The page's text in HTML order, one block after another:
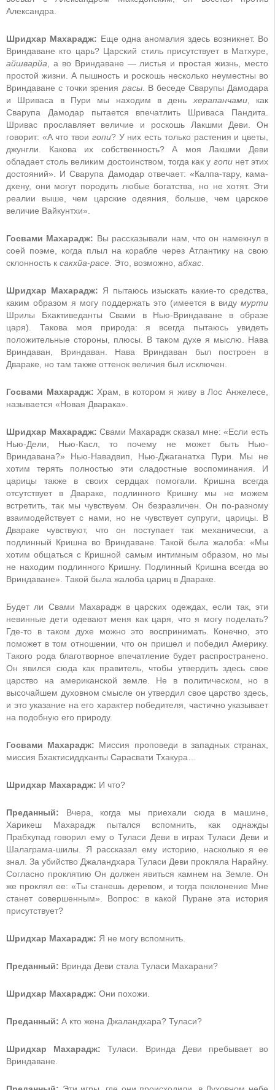
Александра.
Шридхар Махарадж: Еще одна аномалия здесь возникнет. Во
Вриндаване кто царь? Царский стиль присутствует в Матхуре,
айшварйа , а во Вриндаване — листья и простая жизнь, место
простой жизни. А пышность и роскошь несколько неуместны во
Вриндаване с точки зрения расы. В беседе Сварупы Дамодара
и Шриваса в Пури мы находим в день херапанчами, как
Сварупа Дамодар пытается впечатлить Шриваса Пандита.
Шривас прославляет величие и роскошь Лакшми Деви. Он
говорит: «А что твои гопи? У них есть только растения и цветы,
джунгли. Какова их собственность? А моя Лакшми Деви
обладает столь великим достоинством, тогда как у гопинет этих
достояний». И Сварупа Дамодар отвечает: «Калпа-тару, кама-
дхену, они могут породить любые богатства, но не хотят. Эти
реалии выше, чем царские одеяния, больше, чем царское
величие Вайкунтхи».
Госвами Махарадж: Вы рассказывали нам, что он намекнул в
соей поэме, когда плыл на корабле через Атлантику на свою
склонность к сакхйа-расе . Это, возможно, абхас
Шридхар Махарадж: Я пытаюсь изыскать какие-то средства,
каким образом я могу поддержать это (имеется в виду мурти
Шрилы Бхактиведанты Свами в Нью-Вриндаване в образе
царя). Такова моя природа: я всегда пытаюсь увидеть
положительные стороны, плюсы. В таком духе я мыслю. Нава
Вриндаван, Вриндаван. Нава Вриндаван был построен в
Двараке, но там также оттенок величия был исключен.
Госвами Махарадж: Храм, в котором я живу в Лос Анжелесе,
называется «Новая Дварака».
Шридхар Махарадж: Свами Махарадж сказал мне: «Если есть
Нью-Дели, Нью-Касл, то почему не может быть Нью-
Вриндавана?» Нью-Навадвип, Нью-Джаганатха Пури. Мы не
хотим терять полностью эти сладостные воспоминания. И
царицы также в своих сердцах помогали. Кришна всегда
отсутствует в Двараке, подлинного Кришну мы не можем
встретить, так мы чувствуем. Он безразличен. Он по-разному
взаимодействует с нами, но не чувствует супруги, царицы. В
Двараке чувствуют, что он поступает так механически, а
подлинный Кришна во Вриндаване. Такой была жалоба: «Мы
хотим общаться с Кришной самым интимным образом, но мы
не находим подлинного Кришну. Подлинный Кришна всегда во
Вриндаване». Такой была жалоба цариц в Двараке.
Будет ли Свами Махарадж в царских одеждах, если так, эти
невинные дети одевают меня как царя, что я могу поделать?
Где-то в таком духе можно это воспринимать. Конечно, это
поможет в том отношении, что он пришел и победил Америку.
Такого рода благотворное впечатление будет распространено.
Он явился сюда как правитель, чтобы утвердить здесь свое
царство на американской земле. Не в политическом, но в
высочайшем духовном смысле он утвердил свое царство здесь,
и это указание на его характер победителя, частично указывает
на подобную его природу.
Госвами Махарадж: Миссия проповеди в западных странах,
миссия Бхактисиддханты Сарасвати Тхакура…
Шридхар Махарадж: И что?
Преданный: Вчера, когда мы приехали сюда в машине,
Харикеш Махарадж пытался вспомнить, как однажды
Прабхупад говорил ему о Туласи Деви в играх Туласи Деви и
Шалаграма-шилы. Я рассказал ему историю, насколько я ее
знал. За убийство Джаландхара Туласи Деви прокляла Нарайну.
Согласно проклятию Он должен явиться камнем на Земле. Он
же проклял ее: «Ты станешь деревом, и тогда поклонение Мне
станет совершенным». Вопрос: в какой Пуране эта история
присутствует?
Шридхар Махарадж: Я не могу вспомнить.
Преданный: Вринда Деви стала Туласи Махарани?
Шридхар Махарадж: Они похожи.
Преданный: А кто жена Джаландхара? Туласи?
Шридхар Махарадж: Туласи. Вринда Деви пребывает во
Вриндаване.